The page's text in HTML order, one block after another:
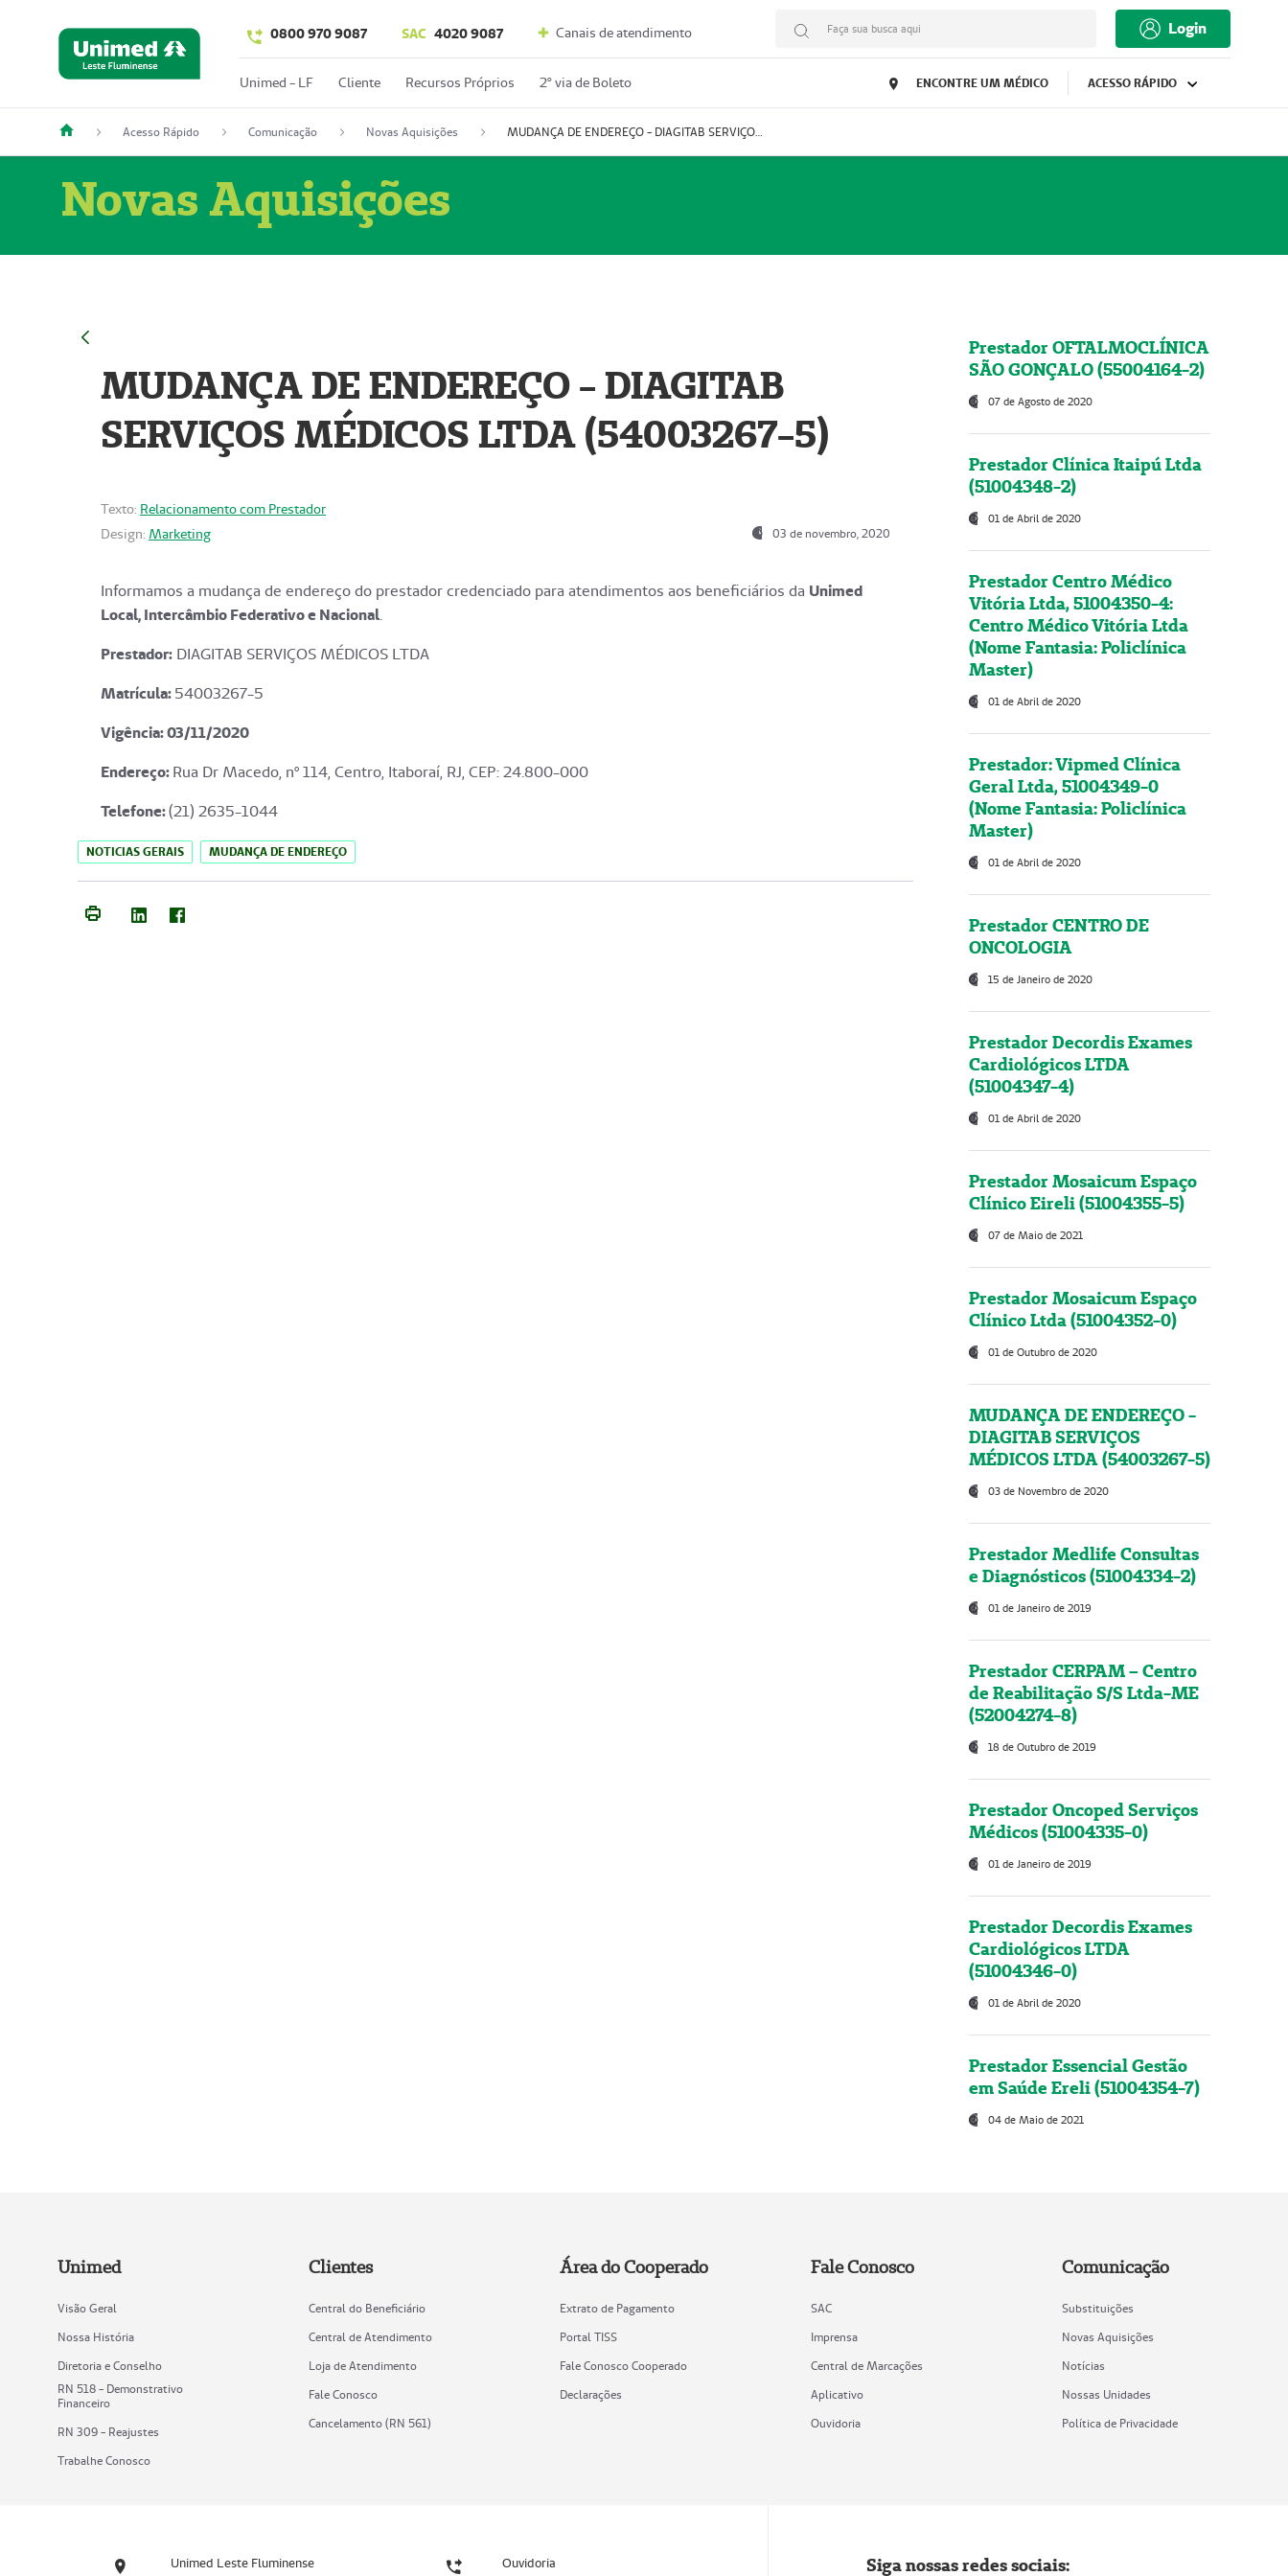
0800 970 9087 SAC 4020 9087 Canais de atendimento Faça sua busca aqui Login
Unimed - LF Cliente Recursos Próprios 2º via de Boleto ENCONTRE UM MÉDICO ACESSO RÁPIDO
Acesso Rápido Comunicação Novas Aquisições MUDANÇA DE ENDEREÇO - DIAGITAB SERVIÇOS MÉDICOS LTDA (54003267-5)
Novas Aquisições
MUDANÇA DE ENDEREÇO - DIAGITAB
SERVIÇOS MÉDICOS LTDA (54003267-5)
Texto: Relacionamento com Prestador
Design: Marketing 03 de novembro, 2020
Informamos a mudança de endereço do prestador credenciado para atendimentos aos beneficiários da Unimed
Local, Intercâmbio Federativo e Nacional.
Prestador: DIAGITAB SERVIÇOS MÉDICOS LTDA
Matrícula:54003267-5
Vigência: 03/11/2020
Endereço:Rua Dr Macedo, nº 114, Centro, Itaboraí, RJ, CEP: 24.800-000
Telefone:(21) 2635-1044
NOTICIAS GERAIS MUDANÇA DE ENDEREÇO
Prestador OFTALMOCLÍNICA
SÃO GONÇALO (55004164-2)
07 de Agosto de 2020
Prestador Clínica Itaipú Ltda
(51004348-2)
01 de Abril de 2020
Prestador Centro Médico
Vitória Ltda, 51004350-4:
Centro Médico Vitória Ltda
(Nome Fantasia: Policlínica
Master)
01 de Abril de 2020
Prestador: Vipmed Clínica
Geral Ltda, 51004349-0
(Nome Fantasia: Policlínica
Master)
01 de Abril de 2020
Prestador CENTRO DE
ONCOLOGIA
15 de Janeiro de 2020
Prestador Decordis Exames
Cardiológicos LTDA
(51004347-4)
01 de Abril de 2020
Prestador Mosaicum Espaço
Clínico Eireli (51004355-5)
07 de Maio de 2021
Prestador Mosaicum Espaço
Clínico Ltda (51004352-0)
01 de Outubro de 2020
MUDANÇA DE ENDEREÇO -
DIAGITAB SERVIÇOS
MÉDICOS LTDA (54003267-5)
03 de Novembro de 2020
Prestador Medlife Consultas
e Diagnósticos (51004334-2)
01 de Janeiro de 2019
Prestador CERPAM – Centro
de Reabilitação S/S Ltda-ME
(52004274-8)
18 de Outubro de 2019
Prestador Oncoped Serviços
Médicos (51004335-0)
01 de Janeiro de 2019
Prestador Decordis Exames
Cardiológicos LTDA
(51004346-0)
01 de Abril de 2020
Prestador Essencial Gestão
em Saúde Ereli (51004354-7)
04 de Maio de 2021
Unimed
Visão Geral
Nossa História
Diretoria e Conselho
RN 518 - Demonstrativo
Financeiro
RN 309 - Reajustes
Trabalhe Conosco
Clientes
Central do Beneficiário
Central de Atendimento
Loja de Atendimento
Fale Conosco
Cancelamento (RN 561)
Área do Cooperado
Extrato de Pagamento
Portal TISS
Fale Conosco Cooperado
Declarações
Fale Conosco
SAC
Imprensa
Central de Marcações
Aplicativo
Ouvidoria
Comunicação
Substituições
Novas Aquisições
Notícias
Nossas Unidades
Política de Privacidade
Unimed Leste Fluminense Ouvidoria Siga nossas redes sociais: